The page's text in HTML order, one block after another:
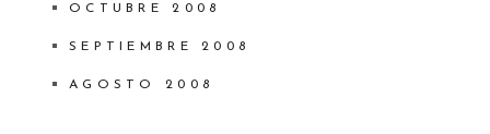
OCTUBRE 2008
SEPTIEMBRE 2008
AGOSTO 2008